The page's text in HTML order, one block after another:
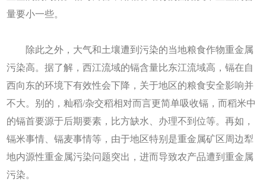
量要小一些。
除此之外，大气和土壤遭到污染的当地粮食作物重金属
污染高。据了解，西江流域的镉含量比东江流域高，镉在自
西向东的环境下有效性会下降，关于地区的粮食安全影响并
不大。别的，籼稻/杂交稻相对而言更简单吸收镉，而稻米中
的镉首要源于后期要素，比方缺水、办理不到位等。再如，
镉米事情、镉麦事情等，由于地区特别是重金属矿区周边犁
地内源性重金属污染问题突出，进而导致农产品遭到重金属
污染。